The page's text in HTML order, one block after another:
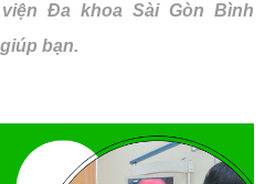
Đa khoa Sài Gòn Bình
bạn.